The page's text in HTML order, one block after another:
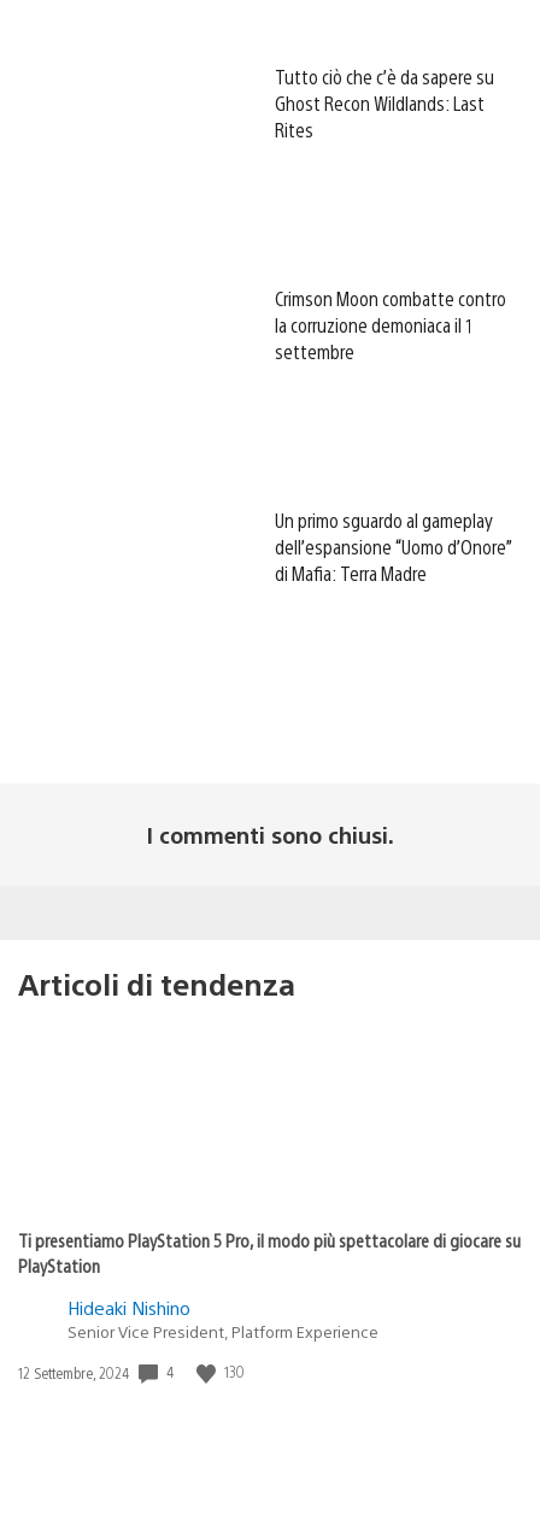
Tutto ciò che c’è da sapere su
Ghost Recon Wildlands: Last
Rites
Crimson Moon combatte contro
la corruzione demoniaca il 1
settembre
Un primo sguardo al gameplay
dell’espansione “Uomo d’Onore”
di Mafia: Terra Madre
I commenti sono chiusi.
Articoli di tendenza
Ti presentiamo PlayStation 5 Pro, il modo più spettacolare di giocare su
PlayStation
Hideaki Nishino
Senior Vice President, Platform Experience
Data
12 Settembre, 2024 4 130